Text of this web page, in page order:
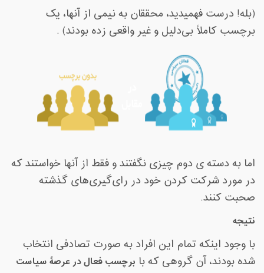
)بله! درست فهمیدید، محققان به نیمی از آنها، یک
برچسب کاملاً بی‌دلیل و غیر واقعی زده بودند. (
اما به دسته ی دوم چیزی نگفتند و فقط از آنها خواستند که
در مورد شرکت کردن خود در رای‌گیری‌های گذشته
صحبت کنند.
نتیجه
با وجود اینکه تمام این افراد به صورت تصادفی انتخاب
شده بودند، آن گروهی که با برچسب فعال در عرصۀ سیاست